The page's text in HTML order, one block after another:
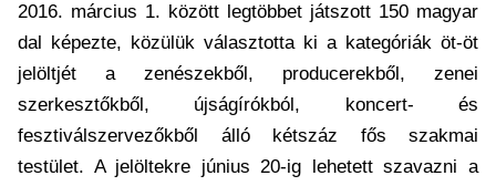
2016. március 1. között legtöbbet játszott 150 magyar
dal képezte, közülük választotta ki a kategóriák öt-öt
jelöltjét a zenészekből, producerekből, zenei
szerkesztőkből, újságírókból, koncert- és
fesztiválszervezőkből álló kétszáz fős szakmai
testület. A jelöltekre június 20-ig lehetett szavazni a